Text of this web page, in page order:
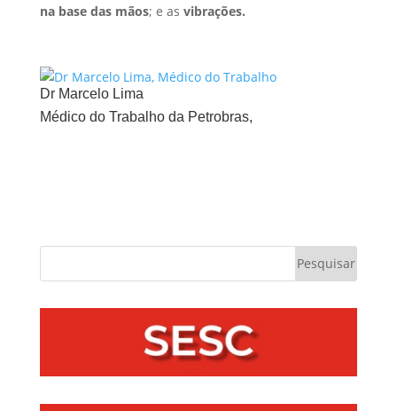
na base das mãos; e as vibrações.
Dr Marcelo Lima
Médico do Trabalho da Petrobras,